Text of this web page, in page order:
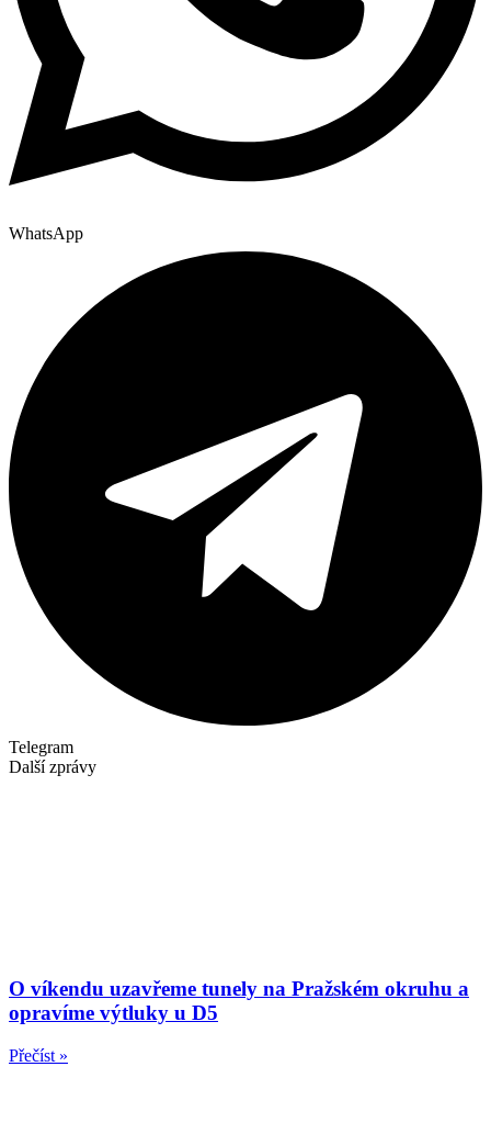
WhatsApp
Telegram
Další zprávy
O víkendu uzavřeme tunely na Pražském okruhu a
opravíme výtluky u D5
Přečíst »